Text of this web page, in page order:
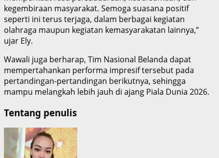
kegembiraan masyarakat. Semoga suasana positif
seperti ini terus terjaga, dalam berbagai kegiatan
olahraga maupun kegiatan kemasyarakatan lainnya,”
ujar Ely.
Wawali juga berharap, Tim Nasional Belanda dapat
mempertahankan performa impresif tersebut pada
pertandingan-pertandingan berikutnya, sehingga
mampu melangkah lebih jauh di ajang Piala Dunia 2026.
Tentang penulis